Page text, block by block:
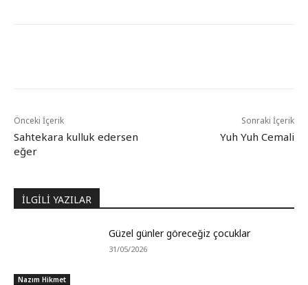
Önceki İçerik
Sahtekara kulluk edersen
eğer
Sonraki İçerik
Yuh Yuh Cemali
İLGİLİ YAZILAR
Nazım Hikmet
Güzel günler göreceğiz çocuklar
31/05/2026